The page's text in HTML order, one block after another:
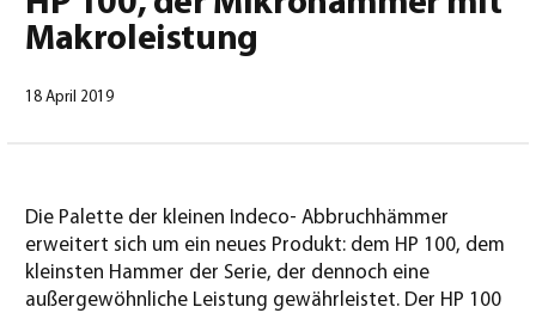
Makroleistung
18 April 2019
Die Palette der kleinen Indeco- Abbruchhämmer
erweitert sich um ein neues Produkt: dem HP 100, dem
kleinsten Hammer der Serie, der dennoch eine
außergewöhnliche Leistung gewährleistet. Der HP 100